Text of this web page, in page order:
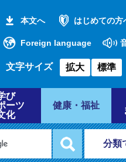
本文へ はじめての方
Foreign language
文字サイズ 拡大 標準
び
ーツ
化
健康・福祉
分類